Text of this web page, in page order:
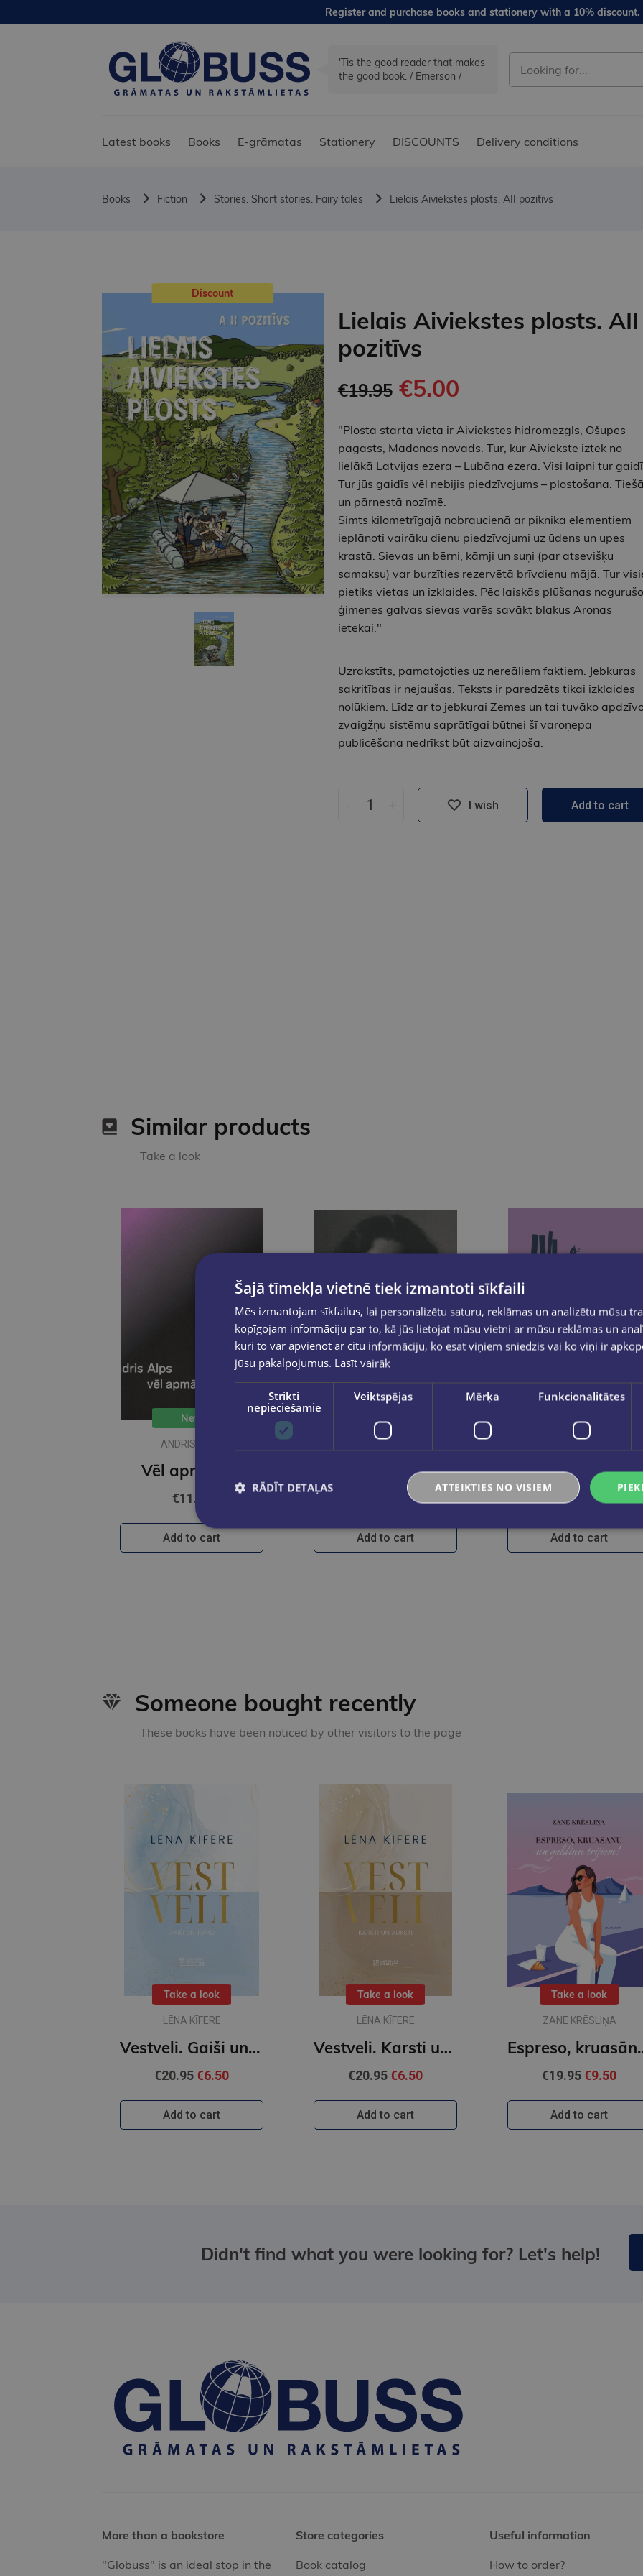
Register and purchase books and stationery with a 10% discount.
'Tis the good reader that makes
the good book. / Emerson /
Latest books Books E-grāmatas Stationery DISCOUNTS Delivery conditions
Books Fiction Stories. Short stories. Fairy tales Lielais Aiviekstes plosts. AII pozitīvs
Discount
Lielais Aiviekstes plosts. AII
pozitīvs
€19.95€5.00
"Plosta starta vieta ir Aiviekstes hidromezgls, Ošupes
pagasts, Madonas novads. Tur, kur Aiviekste iztek no
lielākā Latvijas ezera – Lubāna ezera. Visi laipni tur
Tur jūs gaidīs vēl nebijis piedzīvojums – plostošana.
un pārnestā nozīmē.
Simts kilometrīgajā nobraucienā ar piknika elementiem
ieplānoti vairāku dienu piedzīvojumi uz ūdens un upes
krastā. Sievas un bērni, kāmji un suņi (par atsevišķu
samaksu) var burzīties rezervētā brīvdienu mājā. Tur
pietiks vietas un izklaides. Pēc laiskās plūšanas
ģimenes galvas sievas varēs savākt blakus Aronas
ietekai."
Uzrakstīts, pamatojoties uz nereāliem faktiem. Jebkuras
sakritības ir nejaušas. Teksts ir paredzēts tikai izklaides
nolūkiem. Līdz ar to jebkurai Zemes un tai tuvāko
zvaigžņu sistēmu saprātīgai būtnei šī varoņepa
publicēšana nedrīkst būt aizvainojoša.
I wish Add to cart
Similar products
Take a look
New
ANDRIS ALPS
Vēl apmācies
€11.50
Add to cart
New
Franas Lībovicas lasāmgrāmata
Add to cart
Stāsti
€18.95
Add to cart
Someone bought recently
These books have been noticed by other visitors to the page
Take a look
LĒNA KĪFERE
Vestveli. Gaiši un tumši
€20.95€6.50
Add to cart
Take a look
LĒNA KĪFERE
Vestveli. Karsti un auksti
€20.95€6.50
Add to cart
Take a look
ZANE KRĒSLIŅA
Espreso,
€19.95€9.50
Add to cart
Didn't find what you were looking for? Let's help!
More than a bookstore
"Globuss" is an ideal stop in the
Store categories
Book catalog
Useful information
How to order?
Šajā tīmekļa vietnē tiek izmantoti sīkfaili
Mēs izmantojam sīkfailus, lai personalizētu saturu, reklāmas un analizētu mūsu
kopīgojam informāciju par to, kā jūs lietojat mūsu vietni ar mūsu reklāmas un
kuri to var apvienot ar citu informāciju, ko esat viņiem sniedzis vai ko viņi ir
jūsu pakalpojumus. Lasīt vairāk
Strikti
nepieciešamie
Veiktspējas Mērķa Funkcionalitātes
ATTEIKTIES NO VISIEM
RĀDĪT DETAĻAS